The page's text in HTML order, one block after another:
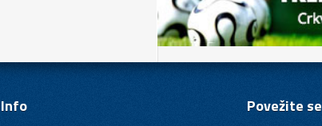
Info Povežite se